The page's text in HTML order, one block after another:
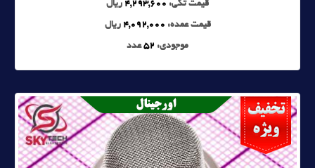
قیمت تکی: 4,293,600 ریال
قیمت عمده: 4,092,000 ریال
موجودی: 52عدد